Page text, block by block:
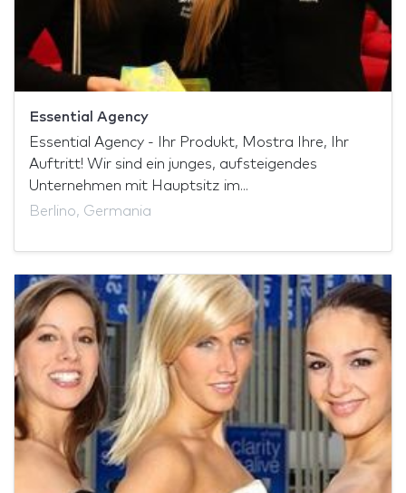
Essential Agency
Essential Agency - Ihr Produkt, Mostra Ihre, Ihr
Auftritt! Wir sind ein junges, aufsteigendes
Unternehmen mit Hauptsitz im...
Berlino, Germania